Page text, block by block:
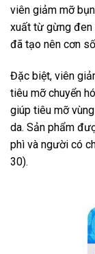
viên giảm mỡ
xuất từ gừng đen
đã tạo nên cơn
Đặc biệt, viên
tiêu mỡ chuyển
giúp tiêu mỡ
da. Sản phẩm
phì và người có
30).